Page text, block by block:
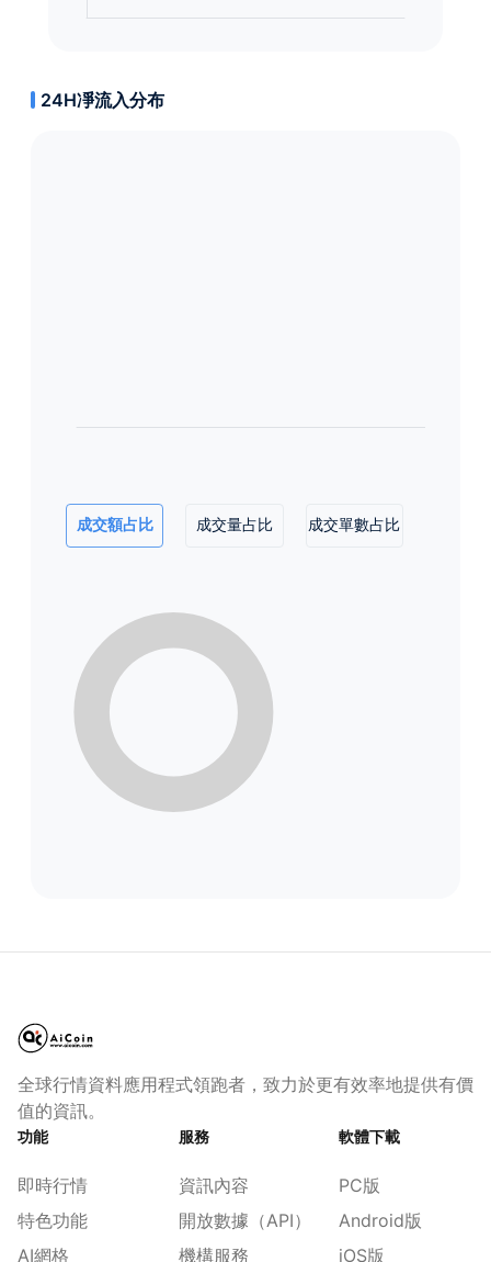
24H凈流入分布
成交額占比 成交量占比 成交單數占比
全球行情資料應用程式領跑者，致力於更有效率地提供有價
值的資訊。
功能
即時行情
特色功能
AI網格
服務
資訊內容
開放數據（API）
機構服務
軟體下載
PC版
Android版
iOS版